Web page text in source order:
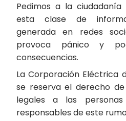
Pedimos a la
esta clase de
generada en redes
provoca pánico y
consecuencias.
La Corporación Eléctrica
se reserva el derecho
legales a las
responsables de este